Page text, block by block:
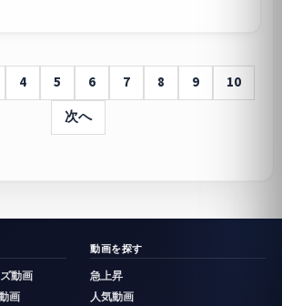
4 5 6 7 8 9
10
次へ
動画
画
動画を探す
急上昇
人気動画